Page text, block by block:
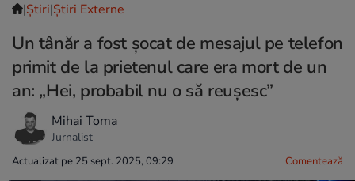
|Ştiri|Știri Externe
Un tânăr a fost șocat de mesajul pe telefon
primit de la prietenul care era mort de un
an: „Hei, probabil nu o să reușesc”
Mihai Toma
Jurnalist
Actualizat pe 25 sept. 2025, 09:29 Comentează